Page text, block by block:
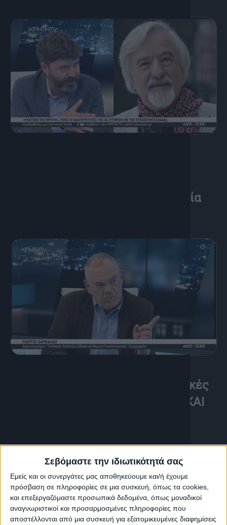
Σεβόμαστε την ιδιωτικότητά σας
Εμείς και οι συνεργάτες μας αποθηκεύουμε και/ή έχουμε
πρόσβαση σε πληροφορίες σε μια συσκευή, όπως τα cookies,
και επεξεργαζόμαστε προσωπικά δεδομένα, όπως μοναδικοί
αναγνωριστικοί και προσαρμοσμένες πληροφορίες που
αποστέλλονται από μια συσκευή για εξατομικευμένες διαφημίσεις
προσεγγίσεις στην Ιστοριογραφία
Γεωπολιτική και Ελληνογερμανικές
Σχέσεις: “ΓΙΑΒΟΛ! ΑΙΜΑ, ΛΗΘΗ ΚΑΙ